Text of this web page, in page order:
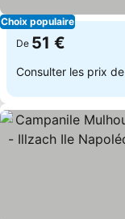
Choix populaire
De 51 €
Consulter les prix de